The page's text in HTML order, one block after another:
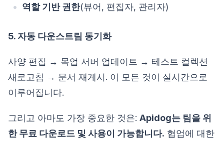
역할 기반 권한(뷰어, 편집자, 관리자)
5. 자동 다운스트림 동기화
사양 편집 → 목업 서버 업데이트 → 테스트 컬렉션
새로고침 → 문서 재게시. 이 모든 것이 실시간으로
이루어집니다.
그리고 아마도 가장 중요한 것은: Apidog는 팀을 위
한 무료 다운로드 및 사용이 가능합니다. 협업에 대한